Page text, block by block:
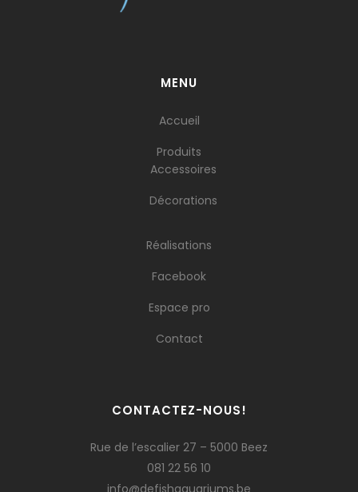
MENU
Accueil
Produits
Accessoires
Décorations
Réalisations
Facebook
Espace pro
Contact
CONTACTEZ-NOUS!
Rue de l’escalier 27 – 5000 Beez
081 22 56 10
info@defishaquariums.be